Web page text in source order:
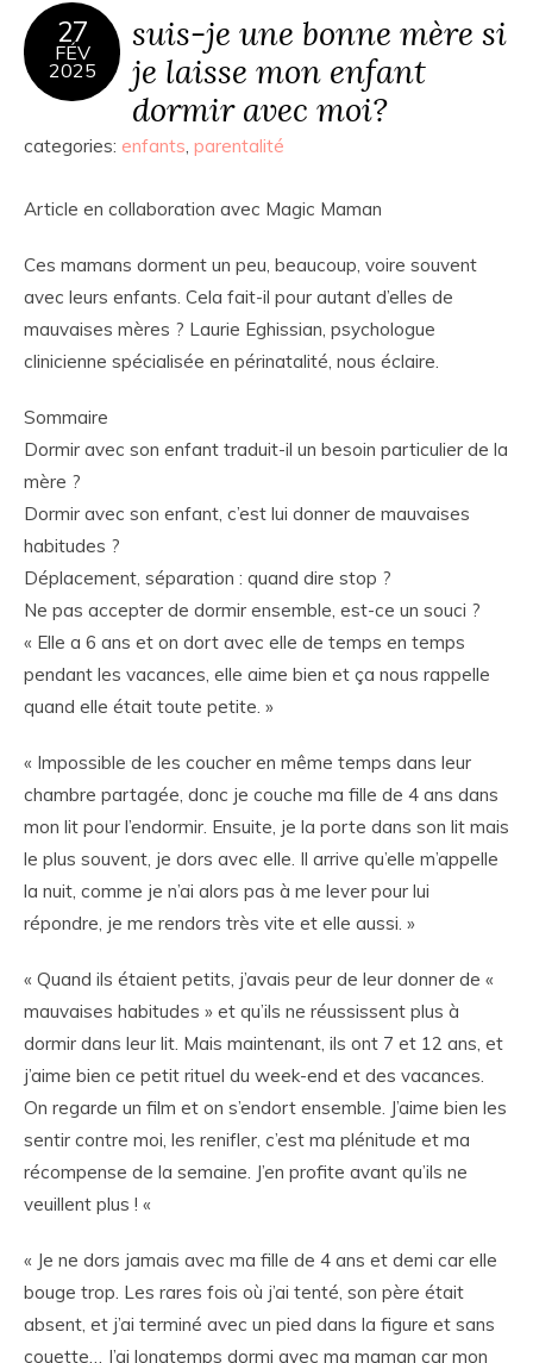
27
FÉV
2025
suis-je une bonne mère si
je laisse mon enfant
dormir avec moi?
categories: enfants, parentalité
Article en collaboration avec Magic Maman
Ces mamans dorment un peu, beaucoup, voire souvent
avec leurs enfants. Cela fait-il pour autant d’elles de
mauvaises mères ? Laurie Eghissian, psychologue
clinicienne spécialisée en périnatalité, nous éclaire.
Sommaire
Dormir avec son enfant traduit-il un besoin particulier de la
mère ?
Dormir avec son enfant, c’est lui donner de mauvaises
habitudes ?
Déplacement, séparation : quand dire stop ?
Ne pas accepter de dormir ensemble, est-ce un souci ?
« Elle a 6 ans et on dort avec elle de temps en temps
pendant les vacances, elle aime bien et ça nous rappelle
quand elle était toute petite. »
« Impossible de les coucher en même temps dans leur
chambre partagée, donc je couche ma fille de 4 ans dans
mon lit pour l’endormir. Ensuite, je la porte dans son lit mais
le plus souvent, je dors avec elle. Il arrive qu’elle m’appelle
la nuit, comme je n’ai alors pas à me lever pour lui
répondre, je me rendors très vite et elle aussi. »
« Quand ils étaient petits, j’avais peur de leur donner de «
mauvaises habitudes » et qu’ils ne réussissent plus à
dormir dans leur lit. Mais maintenant, ils ont 7 et 12 ans, et
j’aime bien ce petit rituel du week-end et des vacances.
On regarde un film et on s’endort ensemble. J’aime bien les
sentir contre moi, les renifler, c’est ma plénitude et ma
récompense de la semaine. J’en profite avant qu’ils ne
veuillent plus ! «
« Je ne dors jamais avec ma fille de 4 ans et demi car elle
bouge trop. Les rares fois où j’ai tenté, son père était
absent, et j’ai terminé avec un pied dans la figure et sans
couette… J’ai longtemps dormi avec ma maman car mon